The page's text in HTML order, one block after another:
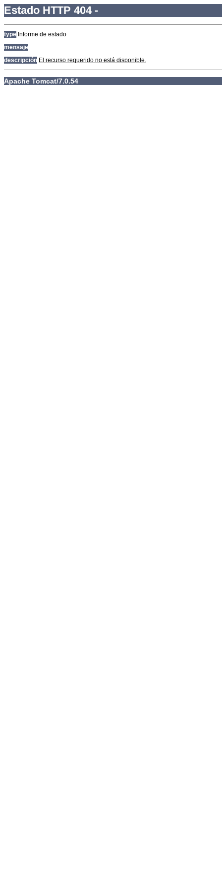
Estado HTTP 404 -
type Informe de estado
mensaje
descripción El recurso requerido no está disponible.
Apache Tomcat/7.0.54